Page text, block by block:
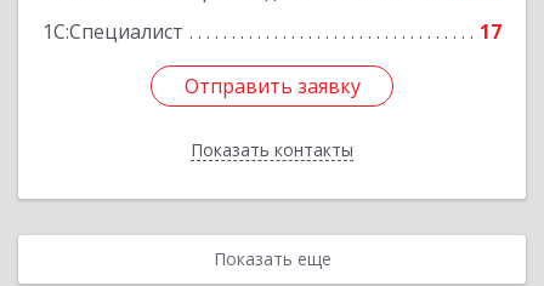
1С:Специалист
17
Отправить заявку
Показать контакты
Отправить заявку
Назад
Показать еще